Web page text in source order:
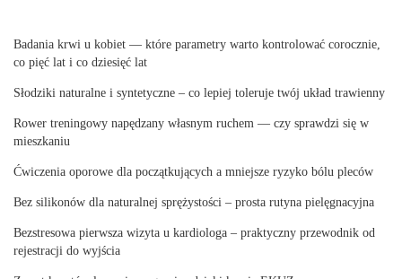
Badania krwi u kobiet — które parametry warto kontrolować corocznie,
co pięć lat i co dziesięć lat
Słodziki naturalne i syntetyczne – co lepiej toleruje twój układ trawienny
Rower treningowy napędzany własnym ruchem — czy sprawdzi się w
mieszkaniu
Ćwiczenia oporowe dla początkujących a mniejsze ryzyko bólu pleców
Bez silikonów dla naturalnej sprężystości – prosta rutyna pielęgnacyjna
Bezstresowa pierwsza wizyta u kardiologa – praktyczny przewodnik od
rejestracji do wyjścia